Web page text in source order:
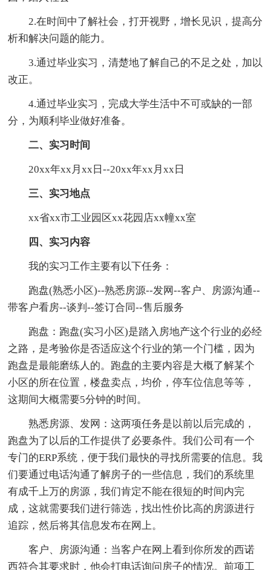
2.在时间中了解社会，打开视野，增长见识，提高分
析和解决问题的能力。
3.通过毕业实习，清楚地了解自己的不足之处，加以
改正。
4.通过毕业实习，完成大学生活中不可或缺的一部
分，为顺利毕业做好准备。
二、实习时间
20xx年xx月xx日--20xx年xx月xx日
三、实习地点
xx省xx市工业园区xx花园店xx幢xx室
四、实习内容
我的实习工作主要有以下任务：
跑盘(熟悉小区)--熟悉房源--发网--客户、房源沟通--
带客户看房--谈判--签订合同--售后服务
跑盘：跑盘(实习小区)是踏入房地产这个行业的必经
之路，是考验你是否适应这个行业的第一个门槛，因为
跑盘是最能磨练人的。跑盘的主要内容是大概了解某个
小区的所在位置，楼盘卖点，均价，停车位信息等等，
这期间大概需要5分钟的时间。
熟悉房源、发网：这两项任务是以前以后完成的，
跑盘为了以后的工作提供了必要条件。我们公司有一个
专门的ERP系统，便于我们最快的寻找所需要的信息。我
们要通过电话沟通了解房子的一些信息，我们的系统里
有成千上万的房源，我们肯定不能在很短的时间内完
成，这就需要我们进行筛选，找出性价比高的房源进行
追踪，然后将其信息发布在网上。
客户、房源沟通：当客户在网上看到你所发的西诺
西符合其要求时，他会打电话询问房子的情况。前项工